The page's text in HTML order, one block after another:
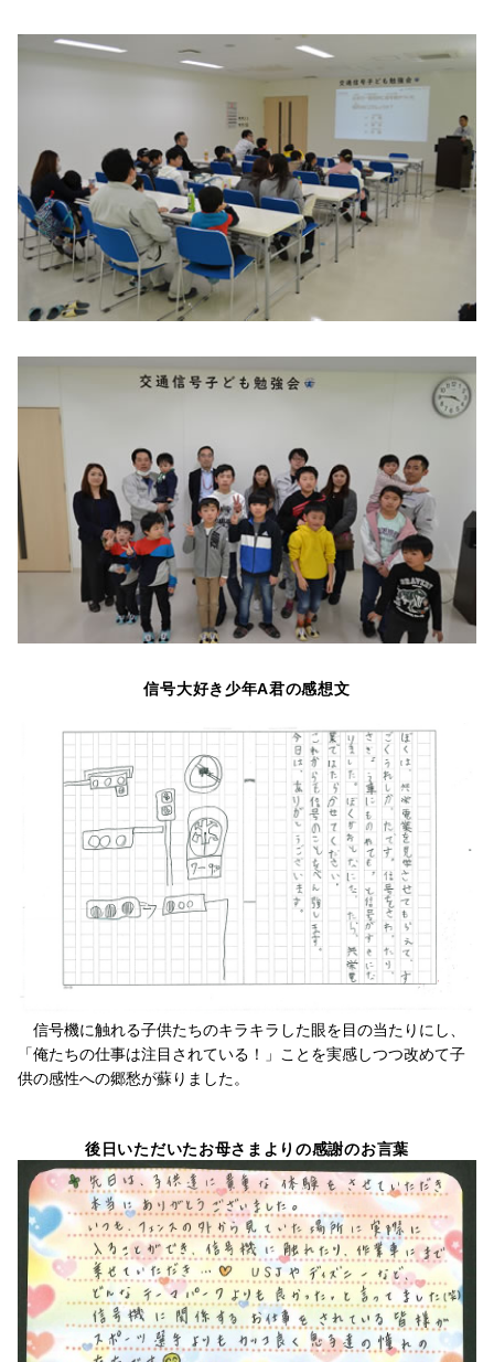
信号大好き少年A君の感想文
信号機に触れる子供たちのキラキラした眼を目の当たりにし、
「俺たちの仕事は注目されている！」ことを実感しつつ改めて子
供の感性への郷愁が蘇りました。
後日いただいたお母さまよりの感謝のお言葉